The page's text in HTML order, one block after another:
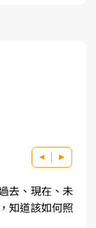
去、現在、未
知道該如何照